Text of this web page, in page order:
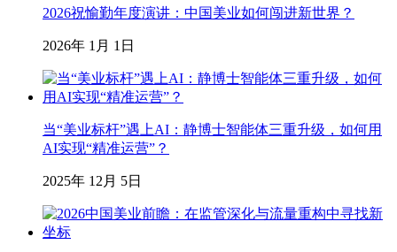
2026祝愉勤年度演讲：中国美业如何闯进新世界？
2026年 1月 1日
当“美业标杆”遇上AI：静博士智能体三重升级，如何用
AI实现“精准运营”？
2025年 12月 5日